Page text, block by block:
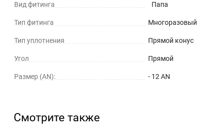
Вид фитинга Папа
Тип фитинга Многоразовый
Тип уплотнения Прямой конус
Угол Прямой
Размер (AN): - 12 AN
Смотрите также